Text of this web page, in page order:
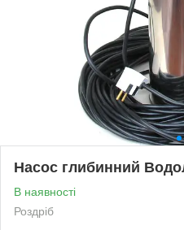
Насос глибинний
В наявності
Роздріб